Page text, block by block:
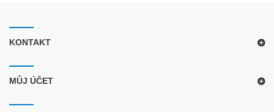
KONTAKT
MŮJ ÚČET